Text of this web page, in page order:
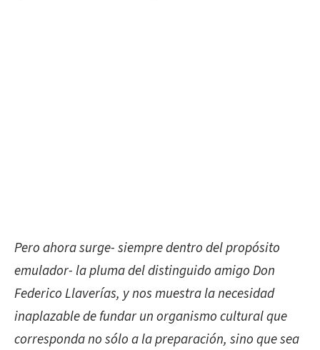
Pero ahora surge- siempre dentro del propósito
emulador- la pluma del distinguido amigo Don
Federico Llaverías, y nos muestra la necesidad
inaplazable de fundar un organismo cultural que
corresponda no sólo a la preparación, sino que sea